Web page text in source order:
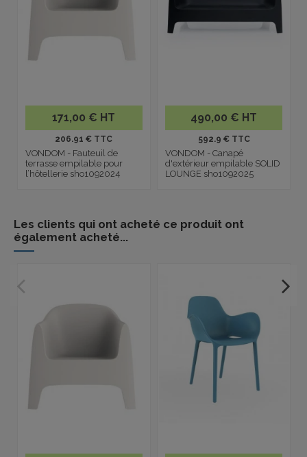
171,00 € HT
206.91 € TTC
VONDOM - Fauteuil de
terrasse empilable pour
l’hôtellerie sho1092024
490,00 € HT
592.9 € TTC
VONDOM - Canapé
d'extérieur empilable SOLID
LOUNGE sho1092025
Les clients qui ont acheté ce produit ont
également acheté...